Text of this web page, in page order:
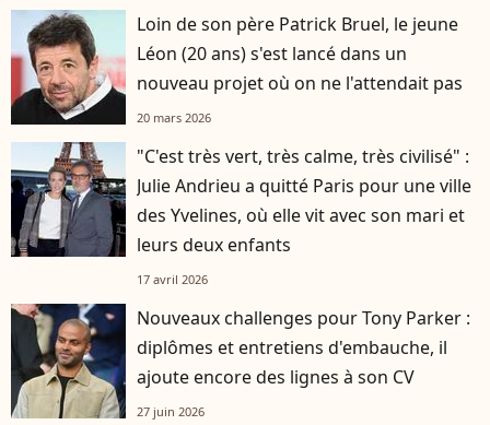
Loin de son père Patrick Bruel, le jeune
Léon (20 ans) s'est lancé dans un
nouveau projet où on ne l'attendait pas
20 mars 2026
"C'est très vert, très calme, très civilisé" :
Julie Andrieu a quitté Paris pour une ville
des Yvelines, où elle vit avec son mari et
leurs deux enfants
17 avril 2026
Nouveaux challenges pour Tony Parker :
diplômes et entretiens d'embauche, il
ajoute encore des lignes à son CV
27 juin 2026